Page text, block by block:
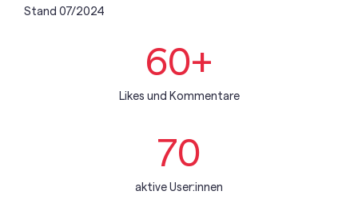
Stand 07/2024
Likes und Kommentare
60+
aktive User:innen
70